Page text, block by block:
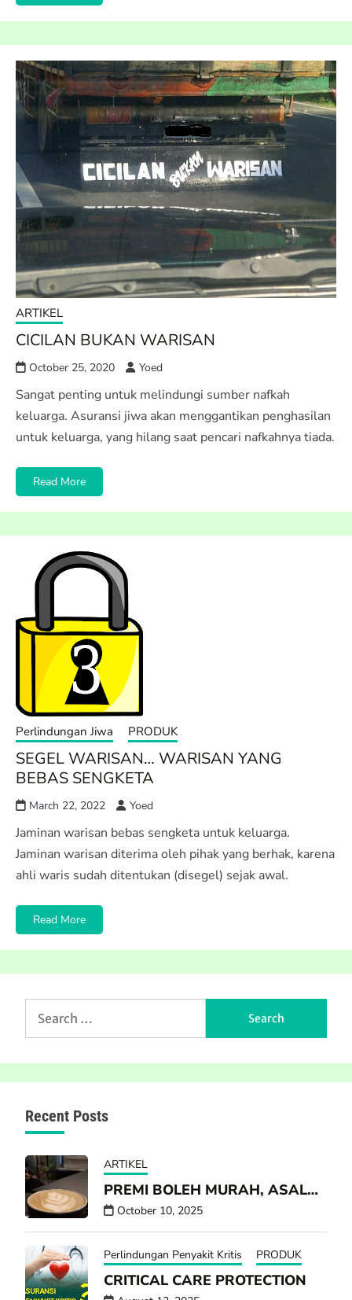
ARTIKEL
CICILAN BUKAN WARISAN
October 25, 2020 Yoed
Sangat penting untuk melindungi sumber nafkah
keluarga. Asuransi jiwa akan menggantikan penghasilan
untuk keluarga, yang hilang saat pencari nafkahnya tiada.
Read More
Perlindungan Jiwa PRODUK
SEGEL WARISAN… WARISAN YANG
BEBAS SENGKETA
March 22, 2022 Yoed
Jaminan warisan bebas sengketa untuk keluarga.
Jaminan warisan diterima oleh pihak yang berhak, karena
ahli waris sudah ditentukan (disegel) sejak awal.
Read More
for:
Recent Posts
ARTIKEL
PREMI BOLEH MURAH, ASAL…
October 10, 2025
Perlindungan Penyakit Kritis PRODUK
CRITICAL CARE PROTECTION